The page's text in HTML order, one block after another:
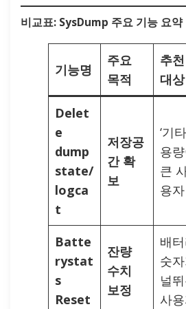
비교표: SysDump 주요 기능 요약
기능명
주요
목적
추천
대상
Delet
e
dump
state/
logca
t
저장공
간 확
보
‘기
용
큰
용자
Batte
rystat
s
Reset
잔량
수치
보정
배
숫
널
사